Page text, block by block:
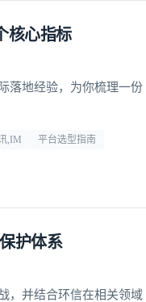
核心指标
落地经验，为你梳理一份
,IM 平台选型指南
护体系
，并结合环信在相关领域